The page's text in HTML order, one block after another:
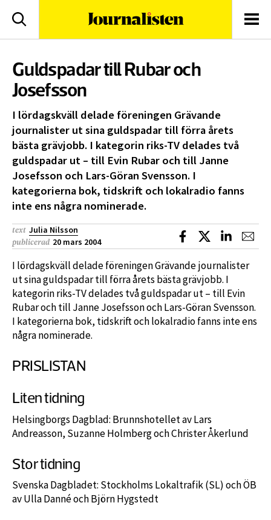
Sök
Guldspadar till Rubar och
Josefsson
I lördagskväll delade föreningen Grävande
journalister ut sina guldspadar till förra årets
bästa grävjobb. I kategorin riks-TV delades två
guldspadar ut – till Evin Rubar och till Janne
Josefsson och Lars-Göran Svensson. I
kategorierna bok, tidskrift och lokalradio fanns
inte ens några nominerade.
text Julia Nilsson
publicerad 20 mars 2004
Dela på Facebook
Dela på XDela på
I lördagskväll delade föreningen Grävande journalister
ut sina guldspadar till förra årets bästa grävjobb. I
kategorin riks-TV delades två guldspadar ut – till Evin
Rubar och till Janne Josefsson och Lars-Göran Svensson.
I kategorierna bok, tidskrift och lokalradio fanns inte ens
några nominerade.
PRISLISTAN
Liten tidning
Helsingborgs Dagblad: Brunnshotellet av Lars
Andreasson, Suzanne Holmberg och Christer Åkerlund
Stor tidning
Svenska Dagbladet: Stockholms Lokaltrafik (SL) och ÖB
av Ulla Danné och Björn Hygstedt